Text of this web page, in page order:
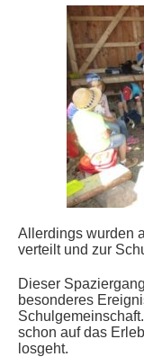
Allerdings wurden
verteilt und zur
Dieser
besonderes
schon auf das
losgeht.